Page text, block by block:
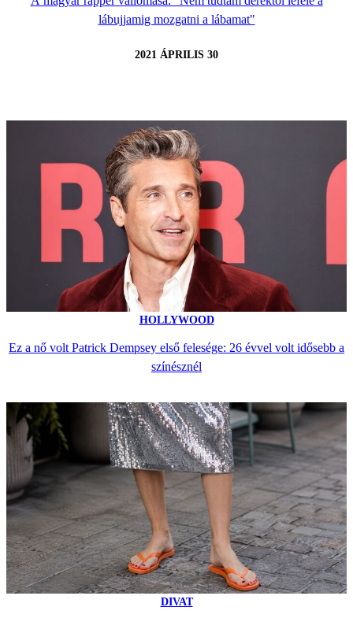
lábujjamig mozgatni a lábamat"
2021 ÁPRILIS 30
HOLLYWOOD
Ez a nő volt Patrick Dempsey első felesége: 26 évvel volt idősebb a
színésznél
DIVAT